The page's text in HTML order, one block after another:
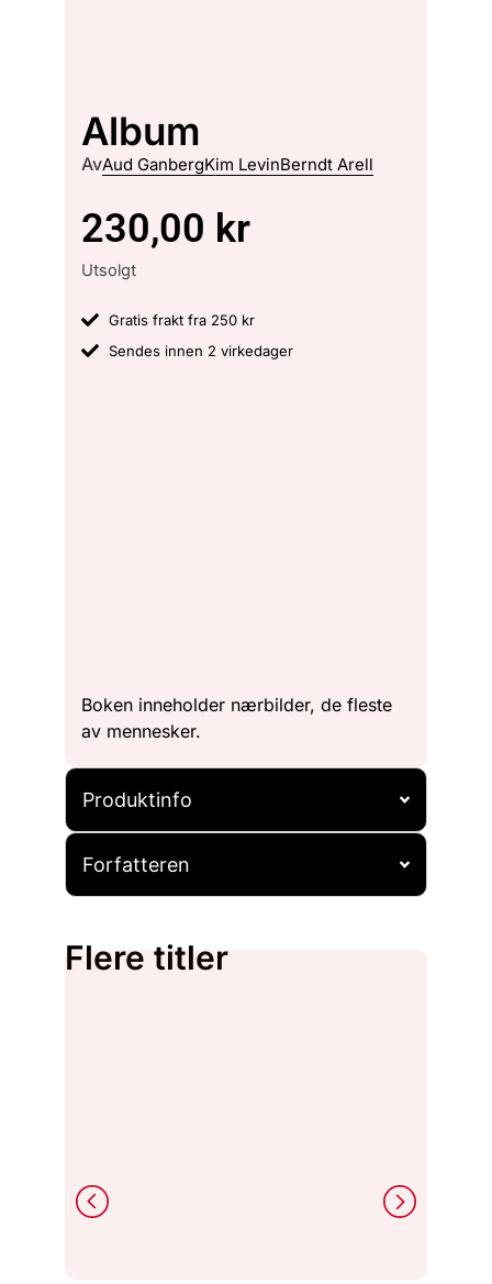
Album
AvAud GanbergKim LevinBerndt Arell
230,00 kr
Utsolgt
Gratis frakt fra 250 kr
Sendes innen 2 virkedager
Boken inneholder nærbilder, de fleste
av mennesker.
Produktinfo
Forfatteren
Flere titler